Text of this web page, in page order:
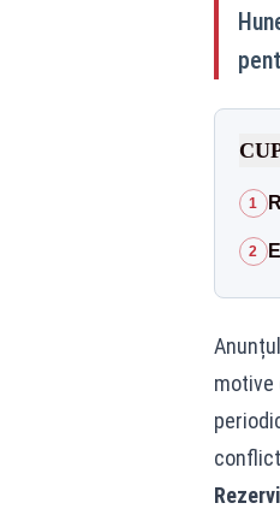
1
2
motive